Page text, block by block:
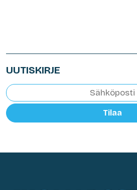
UUTISKIRJE
Tilaa